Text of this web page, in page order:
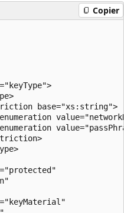
Copier
base="xs:string">